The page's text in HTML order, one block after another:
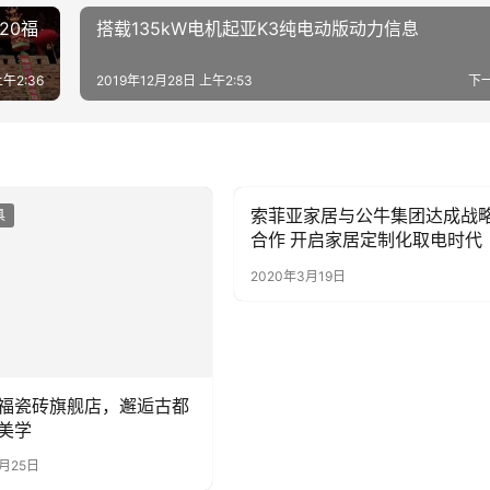
福
午2:36
搭载135kW电机起亚K3纯电动版动力信息
下
2019年12月28日 上午2:53
学
25日
房产家具
索菲亚家居与公牛集团达成战
合作 开启家居定制化取电时代
2020年3月19日